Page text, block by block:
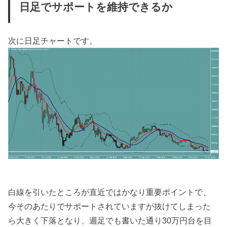
日足でサポートを維持できるか
次に日足チャートです。
白線を引いたところが直近ではかなり重要ポイントで、
今そのあたりでサポートされていますが抜けてしまった
ら大きく下落となり、週足でも書いた通り30万円台を目